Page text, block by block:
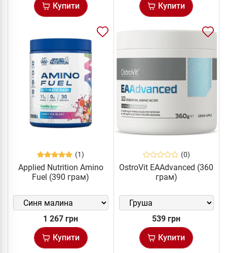
Купити
Купити
(1)
Applied Nutrition Amino
Fuel (390 грам)
1 267 грн
Купити
(0)
OstroVit EAAdvanced (360
грам)
539 грн
Купити